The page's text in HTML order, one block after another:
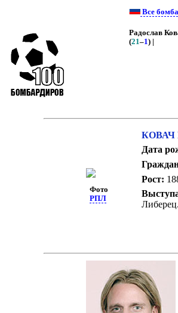
Все
Радослав
(21–1) |
Фото
РПЛ
КОВАЧ
Дата
Рост:
Либерец.